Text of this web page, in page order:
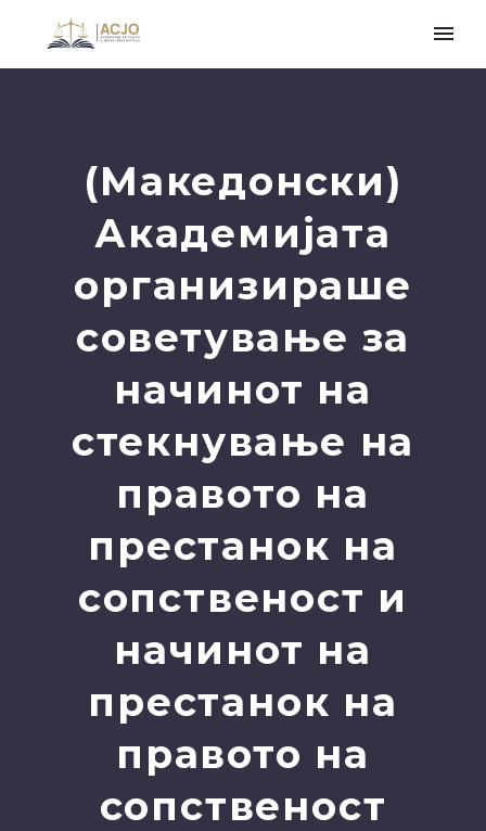
(Македонски)
Академијата
организираше
советување за
начинот на
стекнување на
правото на
престанок на
сопственост и
начинот на
престанок на
правото на
сопственост